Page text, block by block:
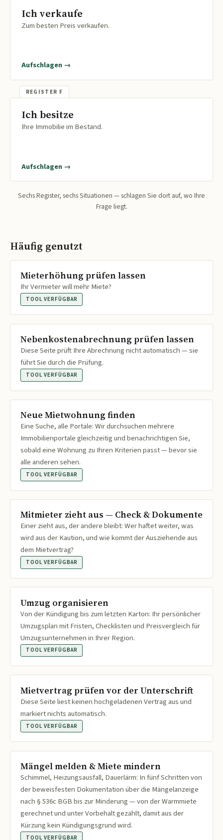
Ich verkaufe
Zum besten Preis verkaufen.
Aufschlagen →
Ich besitze
Ihre Immobilie im Bestand.
Aufschlagen →
Sechs Register, sechs Situationen — schlagen Sie dort auf, wo Ihre
Frage liegt.
Häufig genutzt
Mieterhöhung prüfen lassen
Ihr Vermieter will mehr Miete?
TOOL VERFÜGBAR
Nebenkostenabrechnung prüfen lassen
Diese Seite prüft Ihre Abrechnung nicht automatisch — sie
führt Sie durch die Prüfung.
TOOL VERFÜGBAR
Neue Mietwohnung finden
Eine Suche, alle Portale: Wir durchsuchen mehrere
Immobilienportale gleichzeitig und benachrichtigen Sie,
sobald eine Wohnung zu Ihren Kriterien passt — bevor sie
alle anderen sehen.
TOOL VERFÜGBAR
Mitmieter zieht aus — Check & Dokumente
Einer zieht aus, der andere bleibt: Wer haftet weiter, was
wird aus der Kaution, und wie kommt der Ausziehende aus
dem Mietvertrag?
TOOL VERFÜGBAR
Umzug organisieren
Von der Kündigung bis zum letzten Karton: Ihr persönlicher
Umzugsplan mit Fristen, Checklisten und Preisvergleich für
Umzugsunternehmen in Ihrer Region.
TOOL VERFÜGBAR
Mietvertrag prüfen vor der Unterschrift
Diese Seite liest keinen hochgeladenen Vertrag aus und
markiert nichts automatisch.
TOOL VERFÜGBAR
Mängel melden & Miete mindern
Schimmel, Heizungsausfall, Dauerlärm: In fünf Schritten von
der beweisfesten Dokumentation über die Mängelanzeige
nach § 536c BGB bis zur Minderung — von der Warmmiete
gerechnet und unter Vorbehalt gezahlt, damit aus der
Kürzung kein Kündigungsgrund wird.
TOOL VERFÜGBAR